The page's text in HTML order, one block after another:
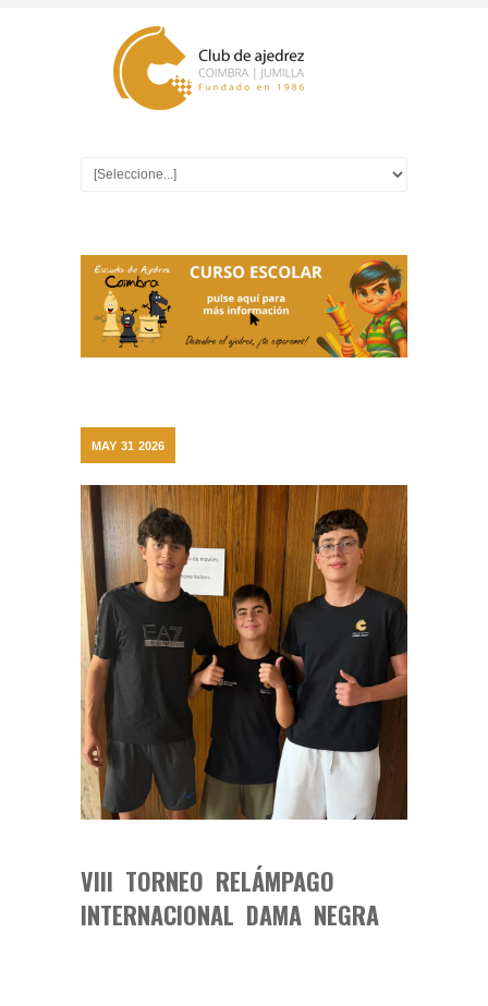
MAY 31 2026
VIII TORNEO RELÁMPAGO
INTERNACIONAL DAMA NEGRA